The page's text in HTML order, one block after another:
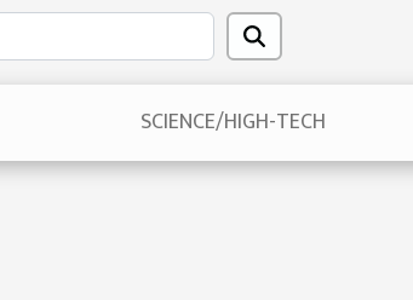
SCIENCE/HIGH-TECH